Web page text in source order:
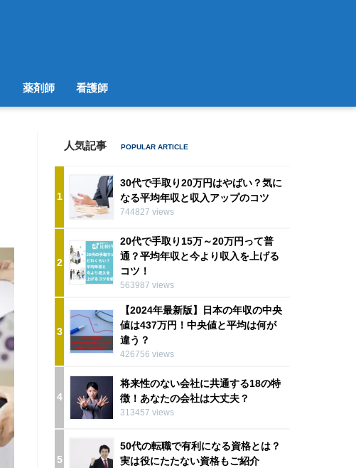
薬剤師 看護師
人気記事
1
30代で手取り20万円はやばい？気に
なる平均年収と収入アップのコツ
744827 views
2
20代で手取り15万～20万円って普
通？平均年収と今より収入を上げる
コツ！
563987 views
3
【2024年最新版】日本の年収の中央
値は437万円！中央値と平均は何が
違う？
426756 views
4
将来性のない会社に共通する18の特
徴！あなたの会社は大丈夫？
313457 views
5
50代の転職で有利になる資格とは？
実は役にたたない資格もご紹介